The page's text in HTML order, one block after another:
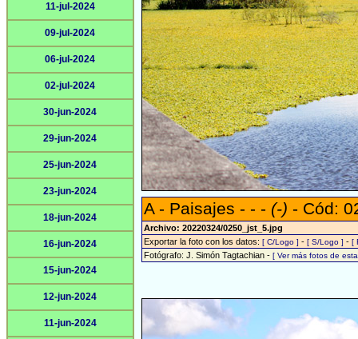
11-jul-2024
09-jul-2024
06-jul-2024
02-jul-2024
30-jun-2024
29-jun-2024
25-jun-2024
23-jun-2024
18-jun-2024
16-jun-2024
15-jun-2024
12-jun-2024
11-jun-2024
A - Paisajes - - - (-) - Cód:
Archivo: 20220324/0250_jst_5.jpg
Exportar la foto con los datos: [ C/Logo ] - [ S/Logo ] - [
Fotógrafo: J. Simón Tagtachian - [ Ver más fotos de